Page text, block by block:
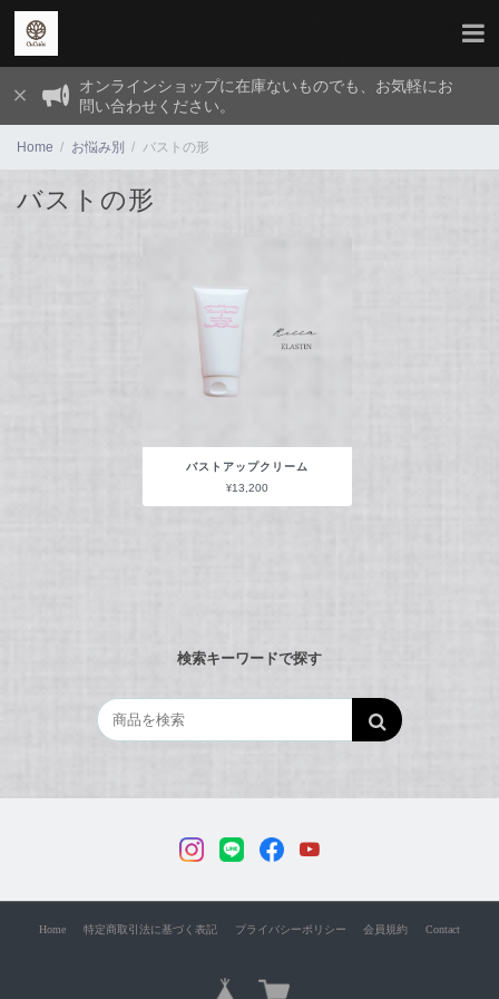
オンラインショップに在庫ないものでも、お気軽にお
問い合わせください。
Home お悩み別 バストの形
バストの形
バストアップクリーム
¥13,200
検索キーワードで探す
Home 特定商取引法に基づく表記 プライバシーポリシー 会員規約 Contact